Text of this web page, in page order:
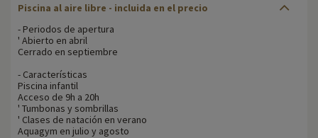
Piscina al aire libre - incluida en el precio
- Periodos de apertura
' Abierto en abril
Cerrado en septiembre
- Características
Piscina infantil
Acceso de 9h a 20h
' Tumbonas y sombrillas
' Clases de natación en verano
Aquagym en julio y agosto